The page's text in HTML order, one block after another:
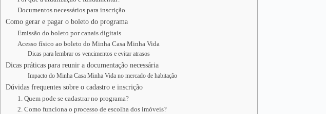
Documentos necessários para inscrição
Como gerar e pagar o boleto do programa
Emissão do boleto por canais digitais
Acesso físico ao boleto do Minha Casa Minha Vida
Dicas para lembrar os vencimentos e evitar atrasos
Dicas práticas para reunir a documentação necessária
Impacto do Minha Casa Minha Vida no mercado de habitação
Dúvidas frequentes sobre o cadastro e inscrição
1. Quem pode se cadastrar no programa?
2. Como funciona o processo de escolha dos imóveis?